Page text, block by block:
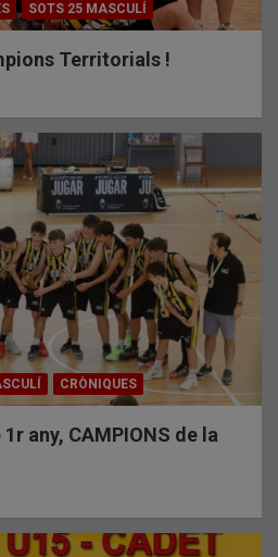
SOTS 25 MASCULÍ
Territorials !
CRÒNIQUES
any, CAMPIONS de la